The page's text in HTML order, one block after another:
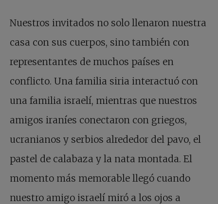
Nuestros invitados no solo llenaron nuestra
casa con sus cuerpos, sino también con
representantes de muchos países en
conflicto. Una familia siria interactuó con
una familia israelí, mientras que nuestros
amigos iraníes conectaron con griegos,
ucranianos y serbios alrededor del pavo, el
pastel de calabaza y la nata montada. El
momento más memorable llegó cuando
nuestro amigo israelí miró a los ojos a